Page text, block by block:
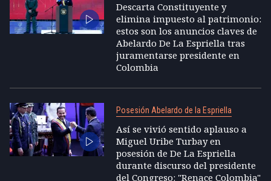
Descarta Constituyente y
elimina impuesto al patrimonio:
estos son los anuncios claves de
Abelardo De La Espriella tras
juramentarse presidente en
Colombia
Posesión Abelardo de la Espriella
Así se vivió sentido aplauso a
Miguel Uribe Turbay en
posesión de De La Espriella
durante discurso del presidente
del Congreso: "Renace Colombia"